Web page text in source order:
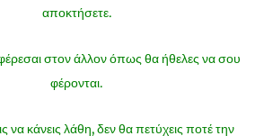
αποκτήσετε.
στον άλλον όπως θα ήθελες να σου
φέρονται.
να κάνεις λάθη, δεν θα πετύχεις ποτέ την